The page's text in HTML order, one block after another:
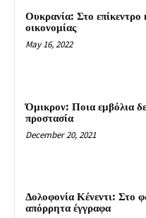
Ουκρανία: Στο επίκεντρο
οικονομίας
May 16, 2022
Όμικρον: Ποια εμβόλια
προστασία
December 20, 2021
Δολοφονία Κένεντι: Στο
απόρρητα έγγραφα